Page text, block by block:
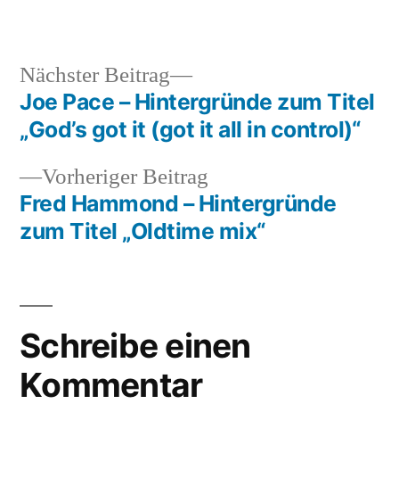
Beitragsnavigation
Vorheriger Beitrag
Beitrag:
Fred Hammond – Hintergründe
zum Titel „Oldtime mix“
Nächster Beitrag
Nächster
Beitrag:
Joe Pace – Hintergründe zum Titel
„God’s got it (got it all in control)“
Schreibe einen
Kommentar